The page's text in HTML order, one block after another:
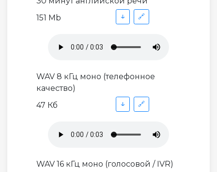
151 Mb
↓ 🔗
WAV 8 кГц моно (телефонное
качество)
47 Кб
↓ 🔗
WAV 16 кГц моно (голосовой / IVR)